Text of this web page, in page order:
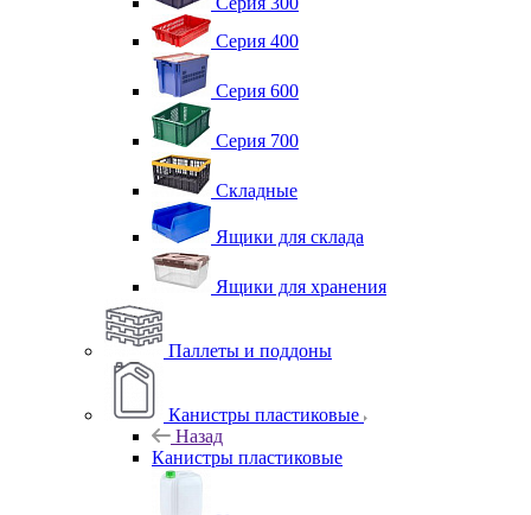
Серия 400
Серия 600
Серия 700
Складные
Ящики для склада
Ящики для хранения
Паллеты и поддоны
Канистры пластиковые
Назад
Канистры пластиковые